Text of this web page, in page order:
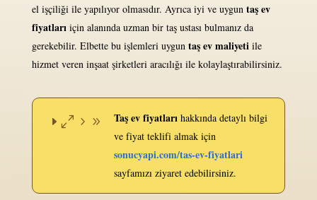
el işçiliği ile yapılıyor olmasıdır. Ayrıca iyi ve uygun taş ev
fiyatları için alanında uzman bir taş ustası bulmanız da
gerekebilir. Elbette bu işlemleri uygun taş ev maliyeti ile
hizmet veren inşaat şirketleri aracılığı ile kolaylaştırabilirsiniz.
Taş ev fiyatlarıhakkında detaylı bilgi
ve fiyat teklifi almak için
sonucyapi.com/tas-ev-fiyatlari
sayfamızı ziyaret edebilirsiniz.